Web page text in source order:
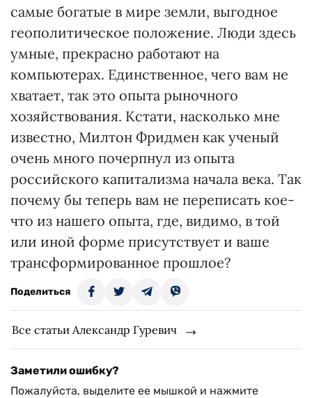
самые богатые в мире земли, выгодное
геополитическое положение. Люди здесь
умные, прекрасно работают на
компьютерах. Единственное, чего вам не
хватает, так это опыта рыночного
хозяйствования. Кстати, насколько мне
известно, Милтон Фридмен как ученый
очень много почерпнул из опыта
российского капитализма начала века. Так
почему бы теперь вам не переписать кое-
что из нашего опыта, где, видимо, в той
или иной форме присутствует и ваше
трансформированное прошлое?
Поделиться
Все статьи Александр Гуревич
Заметили ошибку?
Пожалуйста, выделите ее мышкой и нажмите